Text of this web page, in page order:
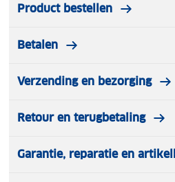
Product bestellen
Betalen
Verzending en bezorging
Retour en terugbetaling
Garantie, reparatie en